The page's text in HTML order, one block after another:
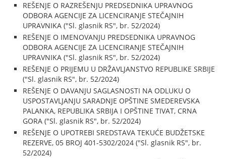
REŠENJE O RAZREŠENJU PREDSEDNIKA UPRAVNOG
ODBORA AGENCIJE ZA LICENCIRANJE STEČAJNIH
UPRAVNIKA ("Sl. glasnik RS", br. 52/2024)
REŠENJE O IMENOVANJU PREDSEDNIKA UPRAVNOG
ODBORA AGENCIJE ZA LICENCIRANJE STEČAJNIH
UPRAVNIKA ("Sl. glasnik RS", br. 52/2024)
REŠENJE O PRIJEMU U DRŽAVLJANSTVO REPUBLIKE SRBIJE
("Sl. glasnik RS", br. 52/2024)
REŠENJE O DAVANJU SAGLASNOSTI NA ODLUKU O
USPOSTAVLJANJU SARADNJE OPŠTINE SMEDEREVSKA
PALANKA, REPUBLIKA SRBIJA I OPŠTINE TIVAT, CRNA
GORA ("Sl. glasnik RS", br. 52/2024)
REŠENJE O UPOTREBI SREDSTAVA TEKUĆE BUDŽETSKE
REZERVE, 05 BROJ 401-5302/2024 ("Sl. glasnik RS", br.
52/2024)